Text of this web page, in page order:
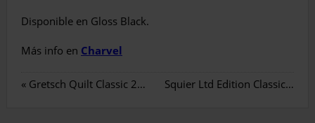
Disponible en Gloss Black.
Más info en Charvel
« Gretsch Quilt Classic 2024 Squier Ltd Edition Classic Vibe